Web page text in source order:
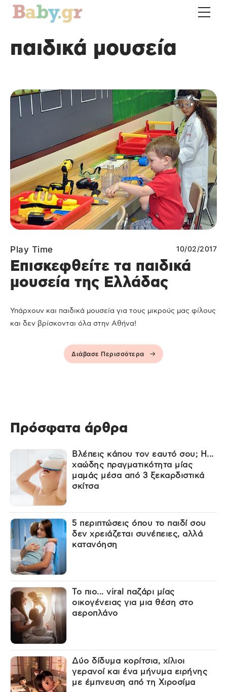
παιδικά μουσεία
Play Time 10/02/2017
Επισκεφθείτε τα παιδικά
μουσεία της Ελλάδας
Υπάρχουν και παιδικά μουσεία για τους μικρούς μας φίλους
και δεν βρίσκονται όλα στην Αθήνα!
Διάβασε Περισσότερα
Πρόσφατα άρθρα
Βλέπεις κάπου τον εαυτό σου; Η...
χαώδης πραγματικότητα μίας
μαμάς μέσα από 3 ξεκαρδιστικά
σκίτσα
5 περιπτώσεις όπου το παιδί σου
δεν χρειάζεται συνέπειες, αλλά
κατανόηση
Το πιο... viral παζάρι μίας
οικογένειας για μια θέση στο
αεροπλάνο
Δύο δίδυμα κορίτσια, χίλιοι
γερανοί και ένα μήνυμα ειρήνης
με έμπνευση από τη Χιροσίμα